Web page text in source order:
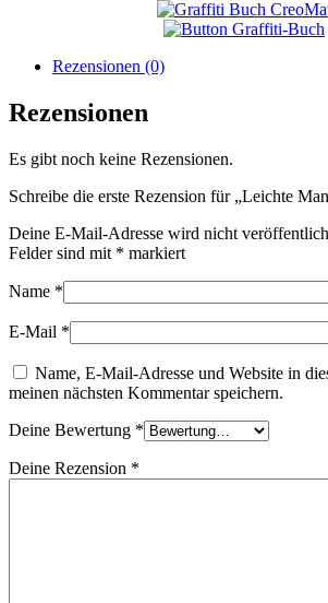
Rezensionen (0)
Rezensionen
Es gibt noch keine Rezensionen.
Schreibe die erste Rezension für „Leichte
Deine E-Mail-Adresse wird nicht
Felder sind mit * markiert
Name *
E-Mail *
Name, E-Mail-Adresse und Website in
meinen nächsten Kommentar speichern.
Deine Bewertung *
Deine Rezension *